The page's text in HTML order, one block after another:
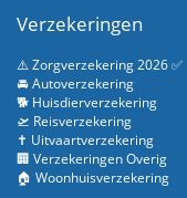
Verzekeringen
⚠️ Zorgverzekering 2026 ✅
🚘 Autoverzekering
🐕 Huisdierverzekering
🛫 Reisverzekering
✝️ Uitvaartverzekering
🏢 Verzekeringen Overig
🏠 Woonhuisverzekering